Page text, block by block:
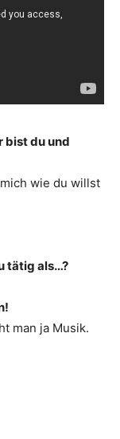
bist du und
wie du willst
tätig als…?
man ja Musik.